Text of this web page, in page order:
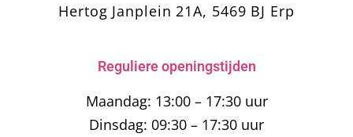
Accessoires & lifestyle
Hertog Janplein 21A, 5469 BJ Erp
Reguliere openingstijden
Maandag: 13:00 – 17:30 uur
Dinsdag: 09:30 – 17:30 uur